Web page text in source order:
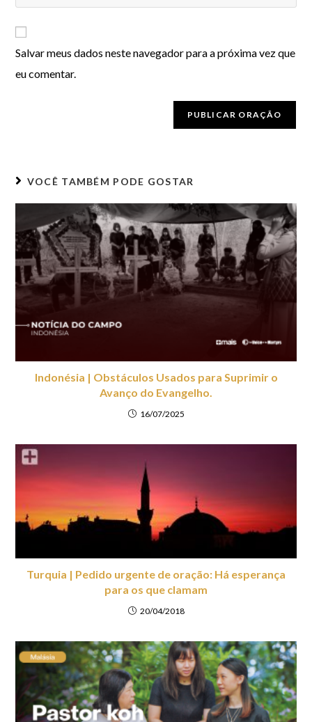
Salvar meus dados neste navegador para a próxima vez que
eu comentar.
VOCÊ TAMBÉM PODE GOSTAR
Indonésia | Obstáculos Usados ​​para Suprimir o
Avanço do Evangelho.
16/07/2025
Turquia | Pedido urgente de oração: Há esperança
para os que clamam
20/04/2018